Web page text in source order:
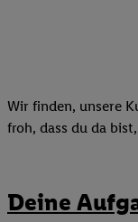
Wir finden, unsere
froh, dass du da
Deine